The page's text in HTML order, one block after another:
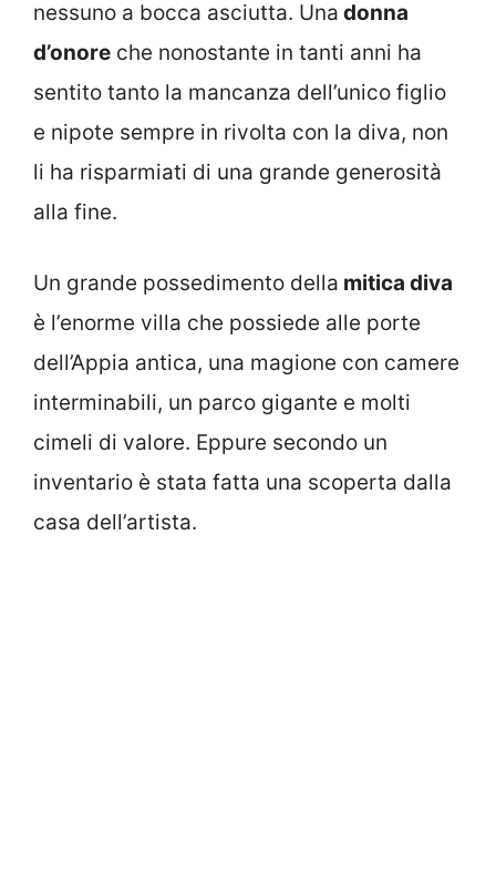
nessuno a bocca asciutta. Una donna
d’onore che nonostante in tanti anni ha
sentito tanto la mancanza dell’unico figlio
e nipote sempre in rivolta con la diva, non
li ha risparmiati di una grande generosità
alla fine.
Un grande possedimento della mitica diva
è l’enorme villa che possiede alle porte
dell’Appia antica, una magione con camere
interminabili, un parco gigante e molti
cimeli di valore. Eppure secondo un
inventario è stata fatta una scoperta dalla
casa dell’artista.